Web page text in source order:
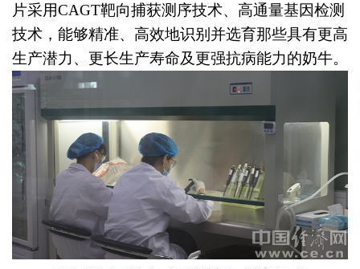
片采用CAGT靶向捕获测序技术、高通量基因检测
技术，能够精准、高效地识别并选育那些具有更高
生产潜力、更长生产寿命及更强抗病能力的奶牛。